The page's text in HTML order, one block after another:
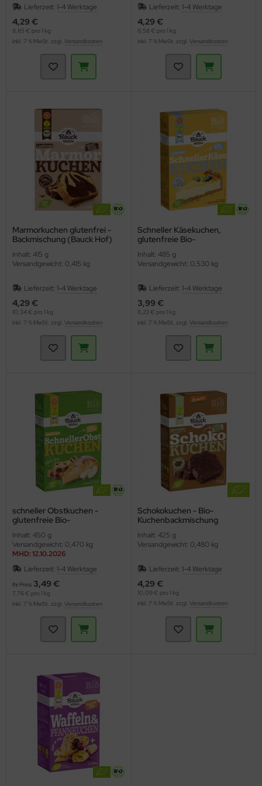
Lieferzeit: 1-4 Werktage
4,29 €
8,85 € pro 1 kg
inkl. 7 % MwSt. zzgl. Versandkosten
Lieferzeit: 1-4 Werktage
4,29 €
8,58 € pro 1 kg
inkl. 7 % MwSt. zzgl. Versandkosten
Marmorkuchen glutenfrei -
Backmischung (Bauck Hof)
Inhalt: 415 g
Versandgewicht: 0,415 kg
Lieferzeit: 1-4 Werktage
4,29 €
10,34 € pro 1 kg
inkl. 7 % MwSt. zzgl. Versandkosten
Schneller Käsekuchen,
glutenfreie Bio-
(Bauckhof)
Inhalt: 485 g
Versandgewicht: 0,530 kg
Lieferzeit: 1-4 Werktage
3,99 €
8,23 € pro 1 kg
inkl. 7 % MwSt. zzgl. Versandkosten
schneller Obstkuchen -
glutenfreie Bio-
Hof)
Inhalt: 450 g
Versandgewicht: 0,470 kg
MHD: 12.10.2026
Lieferzeit: 1-4 Werktage
Ihr Preis 3,49 €
7,76 € pro 1 kg
inkl. 7 % MwSt. zzgl. Versandkosten
Schokokuchen - Bio-
Kuchenbackmischung
Inhalt: 425 g
Versandgewicht: 0,480 kg
Lieferzeit: 1-4 Werktage
4,29 €
10,09 € pro 1 kg
inkl. 7 % MwSt. zzgl. Versandkosten